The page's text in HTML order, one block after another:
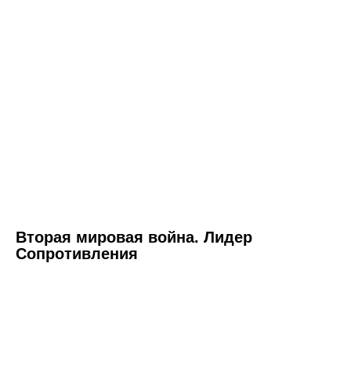
Вторая мировая война. Лидер
Сопротивления